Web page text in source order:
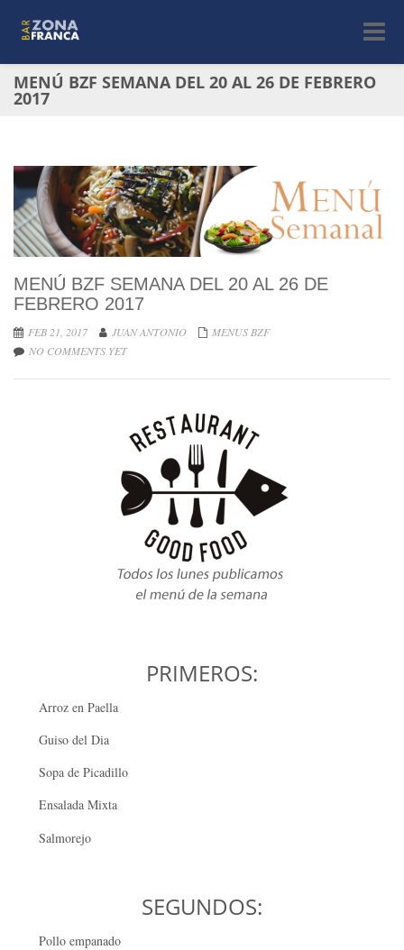
Toggle
MENÚ BZF SEMANA DEL 20 AL 26 DE FEBRERO
2017
MENÚ BZF SEMANA DEL 20 AL 26 DE
FEBRERO 2017
FEB 21, 2017 JUAN ANTONIO
MENUS BZF
NO COMMENTS YET
PRIMEROS:
Arroz en Paella
Guiso del Dia
Sopa de Picadillo
Ensalada Mixta
Salmorejo
SEGUNDOS:
Pollo empanado